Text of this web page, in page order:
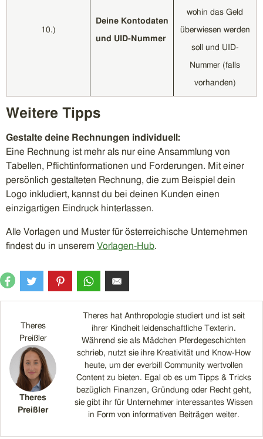
10.)
Deine Kontodaten
und UID-Nummer
wohin das Geld
überwiesen werden
soll und UID-
Nummer (falls
vorhanden)
Weitere Tipps
Gestalte deine Rechnungen individuell:
Eine Rechnung ist mehr als nur eine Ansammlung von
Tabellen, Pflichtinformationen und Forderungen. Mit einer
persönlich gestalteten Rechnung, die zum Beispiel dein
Logo inkludiert, kannst du bei deinen Kunden einen
einzigartigen Eindruck hinterlassen.
Alle Vorlagen und Muster für österreichische Unternehmen
findest du in unserem Vorlagen-Hub.
Theres
Preißler
Theres
Preißler
Theres hat Anthropologie studiert und ist seit
ihrer Kindheit leidenschaftliche Texterin.
Während sie als Mädchen Pferdegeschichten
schrieb, nutzt sie ihre Kreativität und Know-How
heute, um der everbill Community wertvollen
Content zu bieten. Egal ob es um Tipps & Tricks
bezüglich Finanzen, Gründung oder Recht geht,
sie gibt ihr für Unternehmer interessantes Wissen
in Form von informativen Beiträgen weiter.